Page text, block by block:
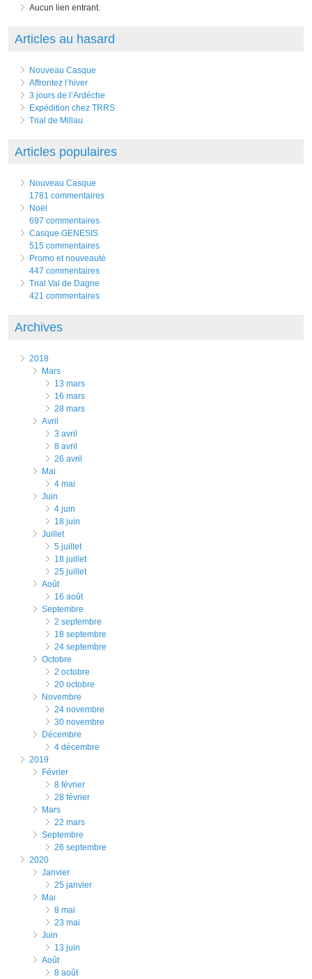
Aucun lien entrant.
Articles au hasard
Nouveau Casque
Affrontez l’hiver
3 jours de l’Ardéche
Expédition chez TRRS
Trial de Millau
Articles populaires
Nouveau Casque
1781 commentaires
Noël
697 commentaires
Casque GENESIS
515 commentaires
Promo et nouveauté
447 commentaires
Trial Val de Dagne
421 commentaires
Archives
2018
mars
13 mars
16 mars
28 mars
avril
3 avril
8 avril
26 avril
mai
4 mai
juin
4 juin
18 juin
juillet
5 juillet
18 juillet
25 juillet
août
16 août
septembre
2 septembre
18 septembre
24 septembre
octobre
2 octobre
20 octobre
novembre
24 novembre
30 novembre
décembre
4 décembre
2019
février
8 février
28 février
mars
22 mars
septembre
26 septembre
2020
janvier
25 janvier
mai
8 mai
23 mai
juin
13 juin
août
8 août